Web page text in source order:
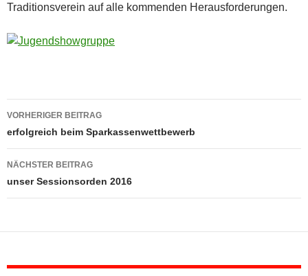
Traditionsverein auf alle kommenden Herausforderungen.
Beitragsnavigation
VORHERIGER BEITRAG
erfolgreich beim Sparkassenwettbewerb
NÄCHSTER BEITRAG
unser Sessionsorden 2016